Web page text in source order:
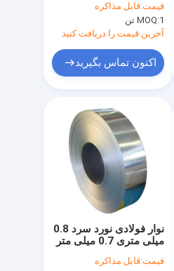
شده نوارهای فولادی ضد
304
قیمت:قابل مذاکره
MOQ:1 تن
آخرین قیمت را دریافت کنید
اکنون تماس بگیرید
نوار فولادی نورد سرد 0.8
میلی متری 0.7 میلی متر
شکاف SS برای مبلمان
قیمت:قابل مذاکره